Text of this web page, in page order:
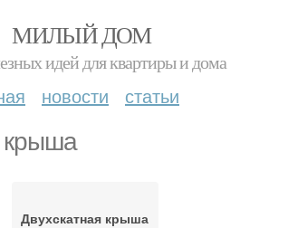
МИЛЫЙ ДОМ
идей для квартиры и дома
новости статьи
крыша
Двухскатная крыша